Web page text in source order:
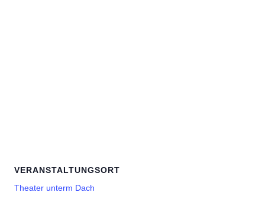
VERANSTALTUNGSORT
Theater unterm Dach